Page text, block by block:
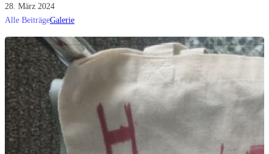
28. März 2024
Alle BeiträgeGalerie